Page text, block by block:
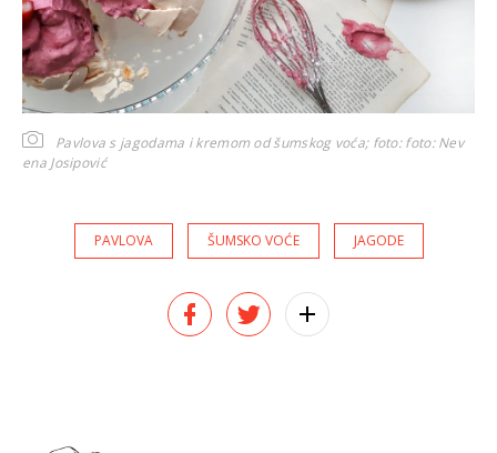
Pavlova s jagodama i kremom od šumskog voća; foto:foto: Nev
ena Josipović
PAVLOVA ŠUMSKO VOĆE JAGODE